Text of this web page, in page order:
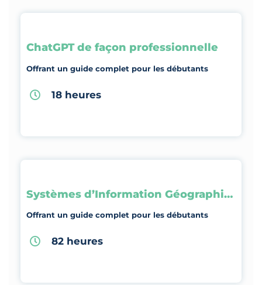
ChatGPT de façon professionnelle
Offrant un guide complet pour les débutants
18 heures
Systèmes d’Information Géographique
Offrant un guide complet pour les débutants
82 heures